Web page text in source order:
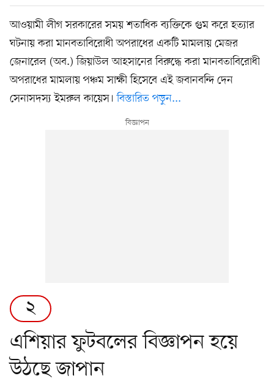
আওয়ামী লীগ সরকারের সময় শতাধিক ব্যক্তিকে গুম করে হত্যার
ঘটনায় করা মানবতাবিরোধী অপরাধের একটি মামলায় মেজর
জেনারেল (অব.) জিয়াউল আহসানের বিরুদ্ধে করা মানবতাবিরোধী
অপরাধের মামলায় পঞ্চম সাক্ষী হিসেবে এই জবানবন্দি দেন
সেনাসদস্য ইমরুল কায়েস।বিস্তারিত পড়ুন...
২
এশিয়ার ফুটবলের বিজ্ঞাপন হয়ে
উঠছে জাপান